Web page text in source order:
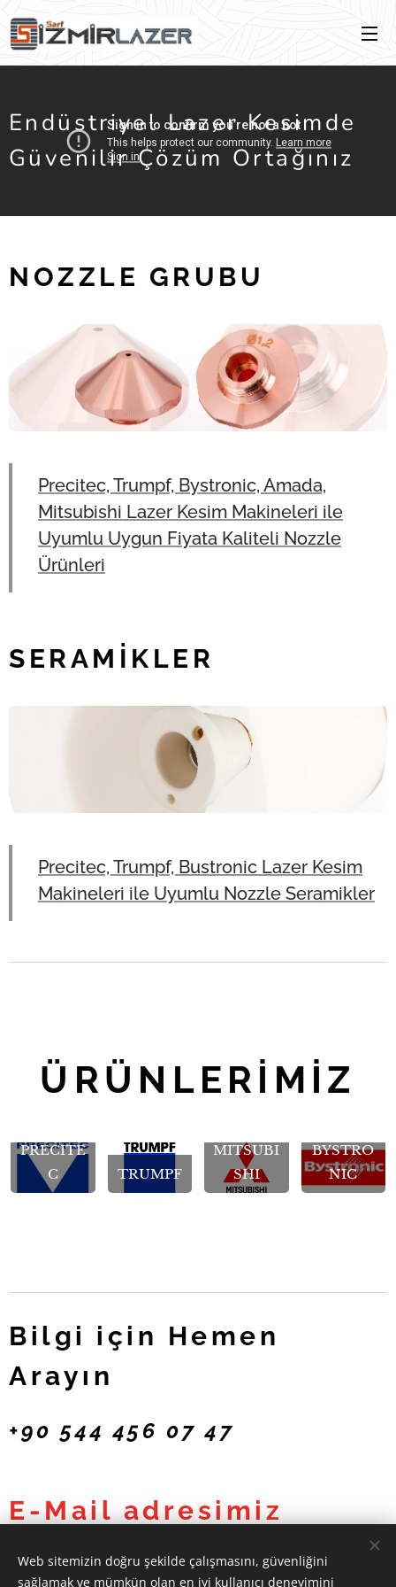
Endüstriyel Lazer Kesimde
Güvenilir Çözüm Ortağınız
NOZZLE GRUBU
Precitec, Trumpf, Bystronic, Amada,
Mitsubishi Lazer Kesim Makineleri ile
Uyumlu Uygun Fiyata Kaliteli Nozzle
Ürünleri
SERAMİKLER
Precitec, Trumpf, Bustronic Lazer Kesim
Makineleri ile Uyumlu Nozzle Seramikler
ÜRÜNLERİMİZ
PRECITE
C
TRUMPF
MITSUBI
SHI
BYSTRO
NIC
Bilgi için Hemen
Arayın
+90 544 456 07 47
E-Mail adresimiz
sarfizmir@hotmail.com
Web sitemizin doğru şekilde çalışmasını, güvenliğini
sağlamak ve mümkün olan en iyi kullanıcı deneyimini